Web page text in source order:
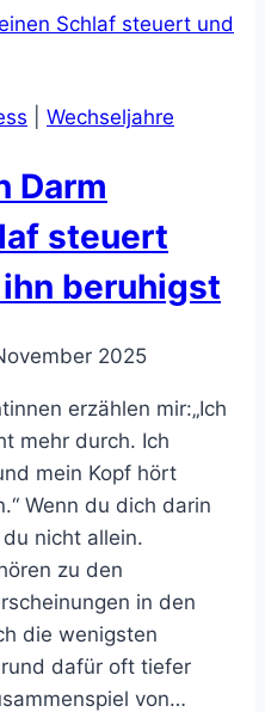
Wechseljahre
Darm
steuert
beruhigst
2025
erzählen mir:„Ich
mehr durch. Ich
mein Kopf hört
Wenn du dich darin
nicht allein.
zu den
in den
die wenigsten
dafür oft tiefer
von…